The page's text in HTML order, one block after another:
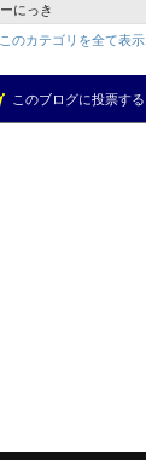
にっき
このカテゴリを全て表示
このブログに投票する